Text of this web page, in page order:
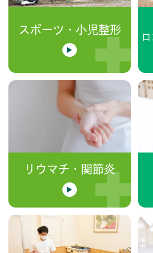
スポーツ・小児整形
リウマチ・関節炎